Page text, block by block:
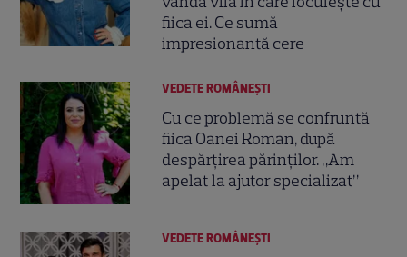
fiica ei. Ce sumă
impresionantă cere
VEDETE ROMÂNEŞTI
Cu ce problemă se confruntă
fiica Oanei Roman, după
despărțirea părinților. „Am
apelat la ajutor specializat”
VEDETE ROMÂNEŞTI